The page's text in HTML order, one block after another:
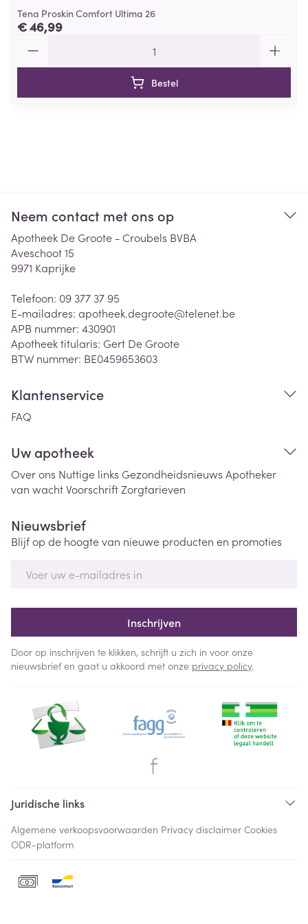
Tena Proskin Comfort Ultima 26
€ 46,99
Bestel
Neem contact met ons op
Apotheek De Groote - Croubels BVBA
Aveschoot 15
9971 Kaprijke
Telefoon: 09 377 37 95
E-mailadres: apotheek.degroote@telenet.be
APB nummer: 430901
Apotheek titularis: Gert De Groote
BTW nummer: BE0459653603
Klantenservice
FAQ
Uw apotheek
Over ons Nuttige links Gezondheidsnieuws Apotheker
van wachtVoorschriftZorgtarieven
Nieuwsbrief
Blijf op de hoogte van nieuwe producten en promoties
Inschrijven
Door op inschrijven te klikken, schrijft u zich in voor onze
nieuwsbrief en gaat u akkoord met onze privacy policy.
Juridische links
Algemene verkoopsvoorwaarden Privacy disclaimer Cookies
ODR-platform